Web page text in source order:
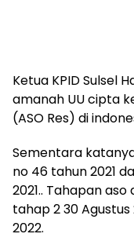
Ketua KPID Sulsel
amanah UU cipta
(ASO Res) di
Sementara
no 46 tahun 2021
2021.. Tahapan aso
tahap 2 30
2022.